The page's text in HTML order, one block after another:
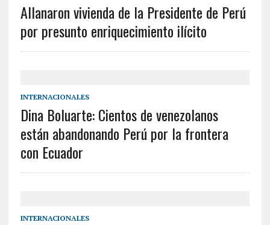
Allanaron vivienda de la Presidente de Perú
por presunto enriquecimiento ilícito
INTERNACIONALES
Dina Boluarte: Cientos de venezolanos
están abandonando Perú por la frontera
con Ecuador
INTERNACIONALES